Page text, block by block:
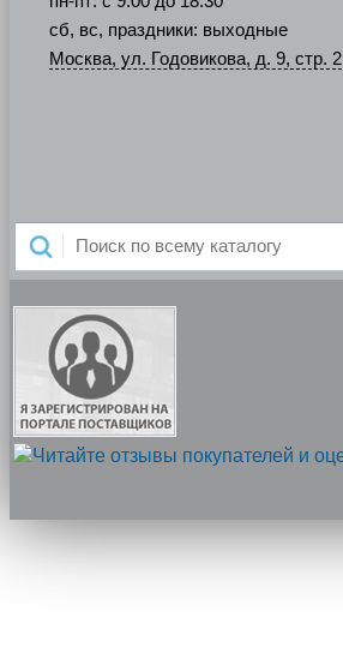
сб, вс, праздники: выходные
Москва, ул. Годовикова, д. 9, стр. 2